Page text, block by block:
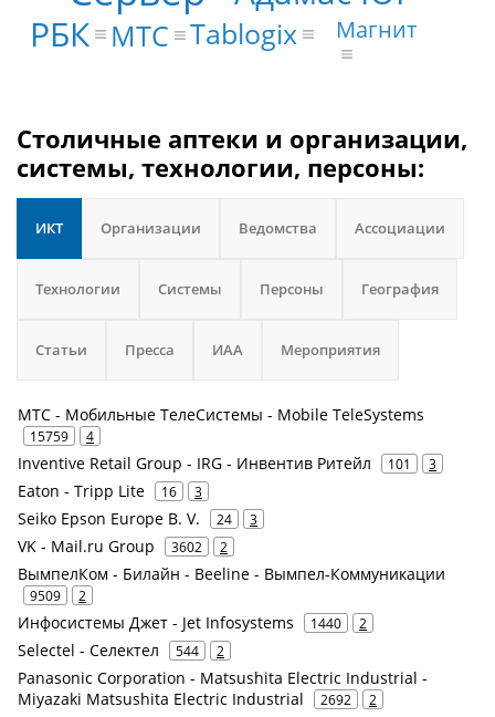
РБК МТС Tablogix Магнит
Столичные аптеки и организации,
системы, технологии, персоны:
ИКТ Организации Ведомства Ассоциации
Технологии Системы Персоны География
Статьи Пресса ИАА Мероприятия
МТС - Мобильные ТелеСистемы - Mobile TeleSystems
15759 4
Inventive Retail Group - IRG - Инвентив Ритейл 101 3
Eaton - Tripp Lite 16 3
Seiko Epson Europe B. V. 24 3
VK - Mail.ru Group 3602 2
ВымпелКом - Билайн - Beeline - Вымпел-Коммуникации
9509 2
Инфосистемы Джет - Jet Infosystems 1440 2
Selectel - Селектел 544 2
Panasonic Corporation - Matsushita Electric Industrial -
Miyazaki Matsushita Electric Industrial
2692 2